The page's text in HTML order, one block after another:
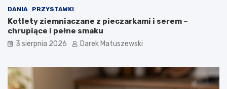
DANIA PRZYSTAWKI
Kotlety ziemniaczane z pieczarkami i serem –
chrupiące i pełne smaku
3 sierpnia 2026 Darek Matuszewski